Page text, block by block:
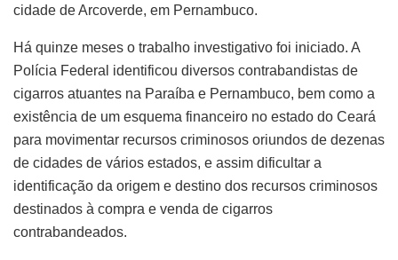
cidade de Arcoverde, em Pernambuco.
Há quinze meses o trabalho investigativo foi iniciado. A
Polícia Federal identificou diversos contrabandistas de
cigarros atuantes na Paraíba e Pernambuco, bem como a
existência de um esquema financeiro no estado do Ceará
para movimentar recursos criminosos oriundos de dezenas
de cidades de vários estados, e assim dificultar a
identificação da origem e destino dos recursos criminosos
destinados à compra e venda de cigarros
contrabandeados.